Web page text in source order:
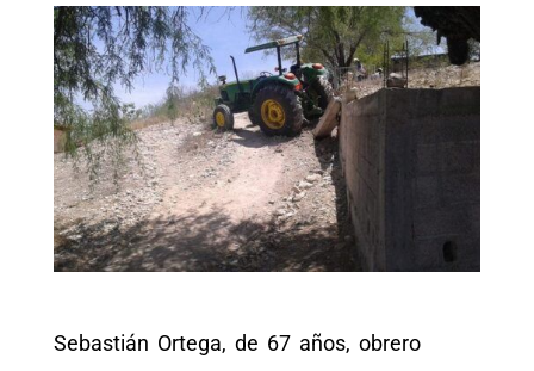
Sebastián Ortega, de 67 años, obrero